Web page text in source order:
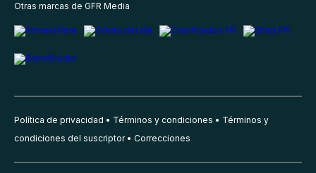
Otras marcas de GFR Media
Política de privacidad Términos y condiciones
Términos y
condiciones del suscriptor
Correcciones